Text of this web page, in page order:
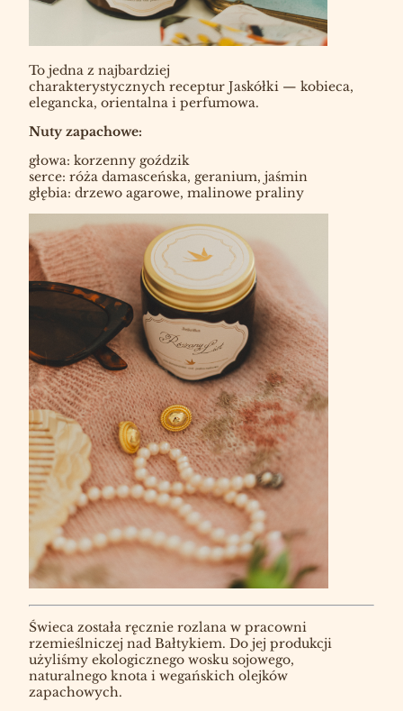
To jedna z najbardziej
charakterystycznych receptur Jaskółki — kobieca,
elegancka, orientalna i perfumowa.
Nuty zapachowe:
głowa: korzenny goździk
serce: róża damasceńska, geranium, jaśmin
głębia: drzewo agarowe, malinowe praliny
Świeca została ręcznie rozlana w pracowni
rzemieślniczej nad Bałtykiem. Do jej produkcji
użyliśmy ekologicznego wosku sojowego,
naturalnego knota i wegańskich olejków
zapachowych.